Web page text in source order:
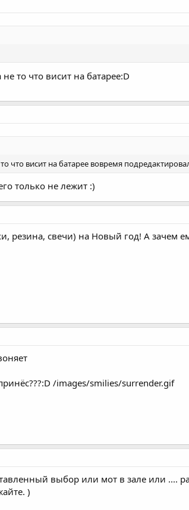
то что висит на батарее:D
что висит на батарее вовремя
только не лежит :)
резина, свечи) на Новый год! А зачем
/images/smilies/surrender.gif
выбор или мот в зале или ....
)